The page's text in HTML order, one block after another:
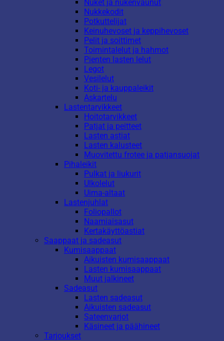
Nuket ja nukenvaunut
Nukkekodit
Potkuttelijat
Keinuhevoset ja keppihevoset
Pelit ja soittimet
Toimintalelut ja hahmot
Pienten lasten lelut
Legot
Vesilelut
Koti- ja kauppaleikit
Askartelu
Lastentarvikkeet
Hoitotarvikkeet
Patjat ja peitteet
Lasten astiat
Lasten kalusteet
Muovitettu frotee ja patjansuojat
Pihaleikit
Pulkat ja liukurit
Ulkolelut
Uima-altaat
Lastenjuhlat
Foliopallot
Naamiaisasut
Kertakäyttöastiat
Saappaat ja sadeasut
Kumisaappaat
Aikuisten kumisaappaat
Lasten kumisaappaat
Muut jalkineet
Sadeasut
Lasten sadeasut
Aikuisten sadeasut
Sateenvarjot
Käsineet ja päähineet
Tarjoukset